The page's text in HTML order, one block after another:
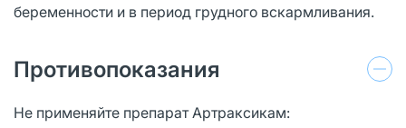
беременности и в период грудного вскармливания.
Противопоказания
Не применяйте препарат Артраксикам: